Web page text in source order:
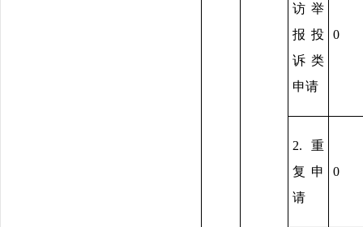
访举
报投
诉类
申请
0
2.重
复申
请
0